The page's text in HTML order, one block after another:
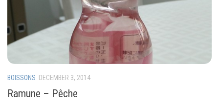
BOISSONS DECEMBER 3, 2014
Ramune – Pêche